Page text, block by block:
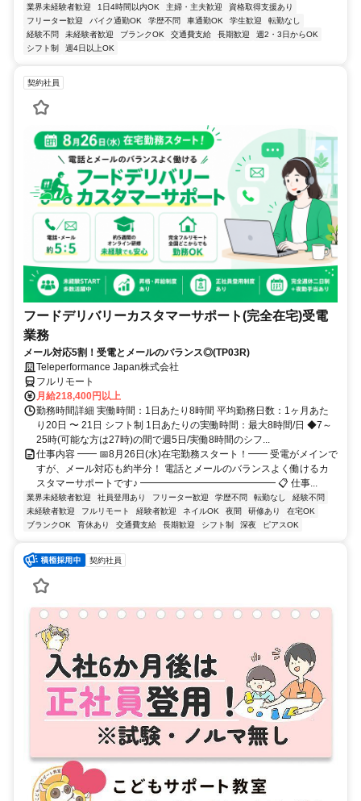
業界未経験者歓迎 1日4時間以内OK 主婦・主夫歓迎
資格取得支援あり
フリーター歓迎
バイク通勤OK 学歴不問 車通勤OK 学生歓迎
転勤なし
経験不問
未経験者歓迎 ブランクOK 交通費支給 長期歓迎
週2・3日からOK
シフト制
週4日以上OK
契約社員
フードデリバリーカスタマーサポート(完全在宅)受電
業務
メール対応5割！受電とメールのバランス◎(TP03R)
Teleperformance Japan株式会社
フルリモート
月給218,400円以上
勤務時間詳細 実働時間：1日あたり8時間 平均勤務日数：1ヶ月あた
り20日 〜 21日 シフト制 1日あたりの実働時間：最大8時間/日 ◆7～
25時(可能な方は27時)の間で週5日/実働8時間のシフ...
仕事内容 ━━ 📅8月26日(水)在宅勤務スタート！━━ 受電がメインで
すが、メール対応も約半分！ 電話とメールのバランスよく働けるカ
スタマーサポートです♪ ━━━━━━━━━━━━━━ 📋 仕事...
業界未経験者歓迎 社員登用あり フリーター歓迎 学歴不問 転勤なし
経験不問
未経験者歓迎
フルリモート 経験者歓迎 ネイルOK 夜間 研修あり
在宅OK
ブランクOK
育休あり 交通費支給 長期歓迎 シフト制 深夜 ピアスOK
契約社員